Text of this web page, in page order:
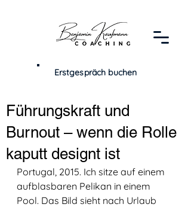
Erstgespräch buchen
Führungskraft und
Burnout – wenn die Rolle
kaputt designt ist
Portugal, 2015. Ich sitze auf einem
aufblasbaren Pelikan in einem
Pool. Das Bild sieht nach Urlaub